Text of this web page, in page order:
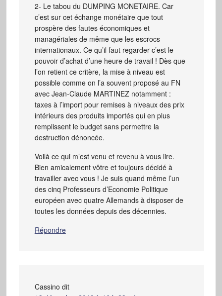
2- Le tabou du DUMPING MONETAIRE. Car
c’est sur cet échange monétaire que tout
prospère des fautes économiques et
managériales de même que les escrocs
internationaux. Ce qu’il faut regarder c’est le
pouvoir d’achat d’une heure de travail ! Dès que
l’on retient ce critère, la mise à niveau est
possible comme on l’a souvent proposé au FN
avec Jean-Claude MARTINEZ notamment :
taxes à l’import pour remises à niveaux des prix
intérieurs des produits importés qui en plus
remplissent le budget sans permettre la
destruction dénoncée.
Voilà ce qui m’est venu et revenu à vous lire.
Bien amicalement vôtre et toujours décidé à
travailler avec vous ! Je suis quand même l’un
des cinq Professeurs d’Economie Politique
européen avec quatre Allemands à disposer de
toutes les données depuis des décennies.
Répondre
Cassino dit